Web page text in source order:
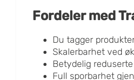
Fordeler med
Du tagger
Skalerbarhet ved
Betydelig
Full sporbarhet